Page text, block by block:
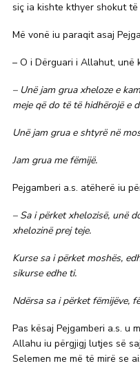
siç ia kishte kthyer shokut të
Më vonë iu paraqit asaj
– O i Dërguari i Allahut, unë
– Unë jam grua xheloze e
meje që do të të hidhërojë e
Unë jam grua e shtyrë në
Jam grua me fëmijë.
Pejgamberi a.s. atëherë iu
– Sa i përket xhelozisë, unë
xhelozinë prej teje.
Kurse sa i përket moshës,
sikurse edhe ti.
Ndërsa sa i përket fëmijëve,
Pas kësaj Pejgamberi a.s. u
Allahu iu përgjigj lutjes së
Selemen me më të mirë se ai.